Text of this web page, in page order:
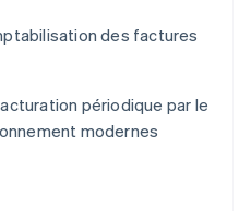
des factures
périodique par le
modernes